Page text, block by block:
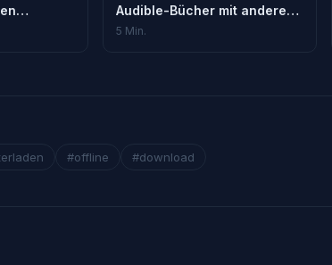
Audible-Bücher mit anderen
teilen?
5 Min.
#offline #download